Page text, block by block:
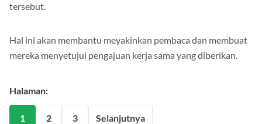
tersebut.
Hal ini akan membantu meyakinkan pembaca dan membuat
mereka menyetujui pengajuan kerja sama yang diberikan.
Halaman:
1 2 3 Selanjutnya